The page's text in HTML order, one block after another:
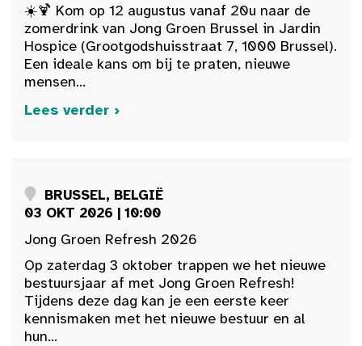
☀️🍹 Kom op 12 augustus vanaf 20u naar de
zomerdrink van Jong Groen Brussel in Jardin
Hospice (Grootgodshuisstraat 7, 1000 Brussel).
Een ideale kans om bij te praten, nieuwe
mensen...
Lees verder ›
BRUSSEL, BELGIË
03 OKT 2026 | 10:00
Jong Groen Refresh 2026
Op zaterdag 3 oktober trappen we het nieuwe
bestuursjaar af met Jong Groen Refresh!
Tijdens deze dag kan je een eerste keer
kennismaken met het nieuwe bestuur en al
hun...